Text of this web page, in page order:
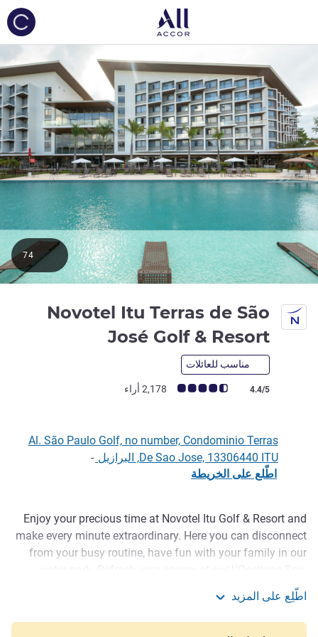
Novotel Itu Terras de São
José Golf & Resort
مناسب للعائلات
ملاحظة أراء العملاء (رأي ALL)
4.4/5 2,178 أراء
74
Al. São Paulo Golf, no number, Condominio Terras
De Sao Jose, 13306440 ITU, البرازيل
-
اطّلع على الخريطة
الوصف
Enjoy your precious time at Novotel Itu Golf & Resort and
make every minute extraordinary. Here you can disconnect
from your busy routine, have fun with your family in our
saunas and infinity pool. For those who like sports, the
resort also has a tennis court, sand court and soccer field.
Enjoy our attractions for all ages with our recreational
اطّلِع على المزيد